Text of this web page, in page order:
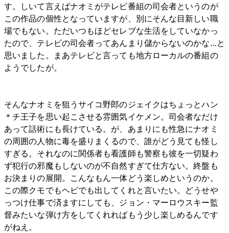
す。しいて言えばナオミがテレビ番組の司会者というのが
この作品の個性となっていますが、別にそんな目新しい職
場でもない。ただいつもほどセレブな生活をしていなかっ
たので、テレビの司会者ってあんまり儲からないのかな…と
思いました。まあテレビと言っても地方ローカルの番組の
ようでしたが。
そんなナオミを狙うサイコ野郎のジェイクはちょっとハン
＊チ王子を思い起こさせる雰囲気イケメン。司会者なだけ
あって話術にも長けている。が、あまりにも性急にナオミ
の周囲の人物に毒を盛りまくるので、誰がどう見ても怪し
すぎる。それなのに関係者も看護師も警察も彼を一切疑わ
ず犯行の邪魔もしないのが不自然すぎて仕方ない。終盤も
お決まりの展開。こんなもん一体どう楽しめというのか。
この際クモでもヘビでも出してくれと言いたい。どうせや
っつけ仕事で済ますにしても、ジョン・マーロウスキー監
督みたいな弾け方をしてくれればもう少し楽しめるんです
がねえ。